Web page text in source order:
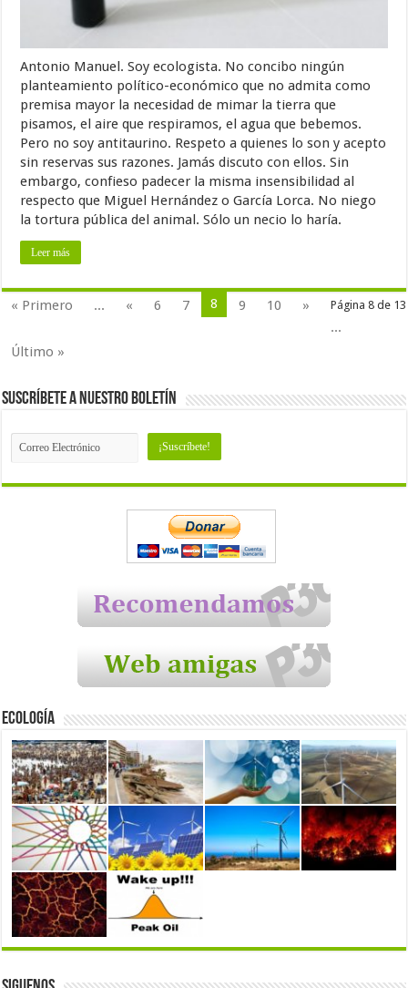
Antonio Manuel. Soy ecologista. No concibo ningún
planteamiento político-económico que no admita como
premisa mayor la necesidad de mimar la tierra que
pisamos, el aire que respiramos, el agua que bebemos.
Pero no soy antitaurino. Respeto a quienes lo son y acepto
sin reservas sus razones. Jamás discuto con ellos. Sin
embargo, confieso padecer la misma insensibilidad al
respecto que Miguel Hernández o García Lorca. No niego
la tortura pública del animal. Sólo un necio lo haría.
Leer más
Página 8 de 13
« Primero ... « 6 7 8 9 10
»
...
Último »
Suscríbete a nuestro Boletín
Ecología